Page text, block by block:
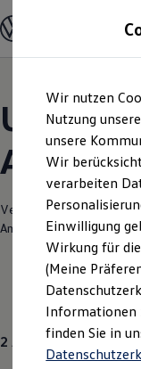
Hauptinhalt
springen
Footer
springen
Modelle und
Modelle
ENERGY
SUV und
Kombis
Schnell
Angebote und
Aktuelle
E-Auto-
Die
Junge
Unsere
Verantwortlich für die
Amberg GmbH & Co. KG(
2 Angebote
Wir nutzen
Nutzung
unsere
Wir
verarbeiten
Einwilligung
Wirkung für
(Meine
Informationen
finden Sie in